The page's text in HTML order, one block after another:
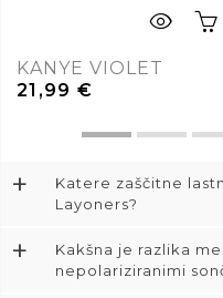
KANYE VIOLET
21,99€
+
Katere zaščitne
Layoners?
+
Kakšna je razlika
nepolariziranimi